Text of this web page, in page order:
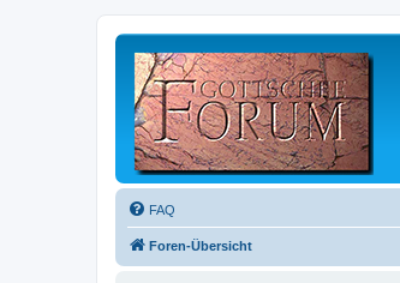
FAQ
Foren-Übersicht